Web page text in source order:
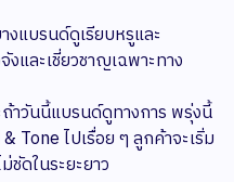
แบรนด์ดูเรียบหรูและ
และเชี่ยวชาญเฉพาะทาง
าวันนี้แบรนด์ดูทางการ พรุ่งนี้
Tone ไปเรื่อย ๆ ลูกค้าจะเริ่ม
ดในระยะยาว